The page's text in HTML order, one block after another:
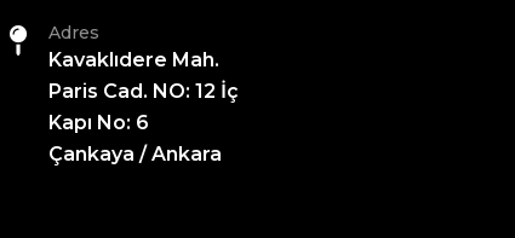
Adres
Kavaklıdere Mah.
Paris Cad. NO: 12 İç
Kapı No: 6
Çankaya / Ankara